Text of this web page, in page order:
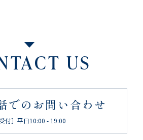
US
でのお問い合わせ
受付］平日10:00 - 19:00